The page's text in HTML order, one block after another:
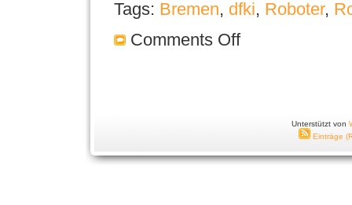
Tags: Bremen, dfki, Roboter,
Comments Off
Unterstützt von
Einträge